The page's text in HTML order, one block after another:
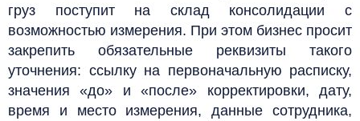
груз поступит на склад консолидации с
возможностью измерения. При этом бизнес просит
закрепить обязательные реквизиты такого
уточнения: ссылку на первоначальную расписку,
значения «до» и «после» корректировки, дату,
время и место измерения, данные сотрудника,